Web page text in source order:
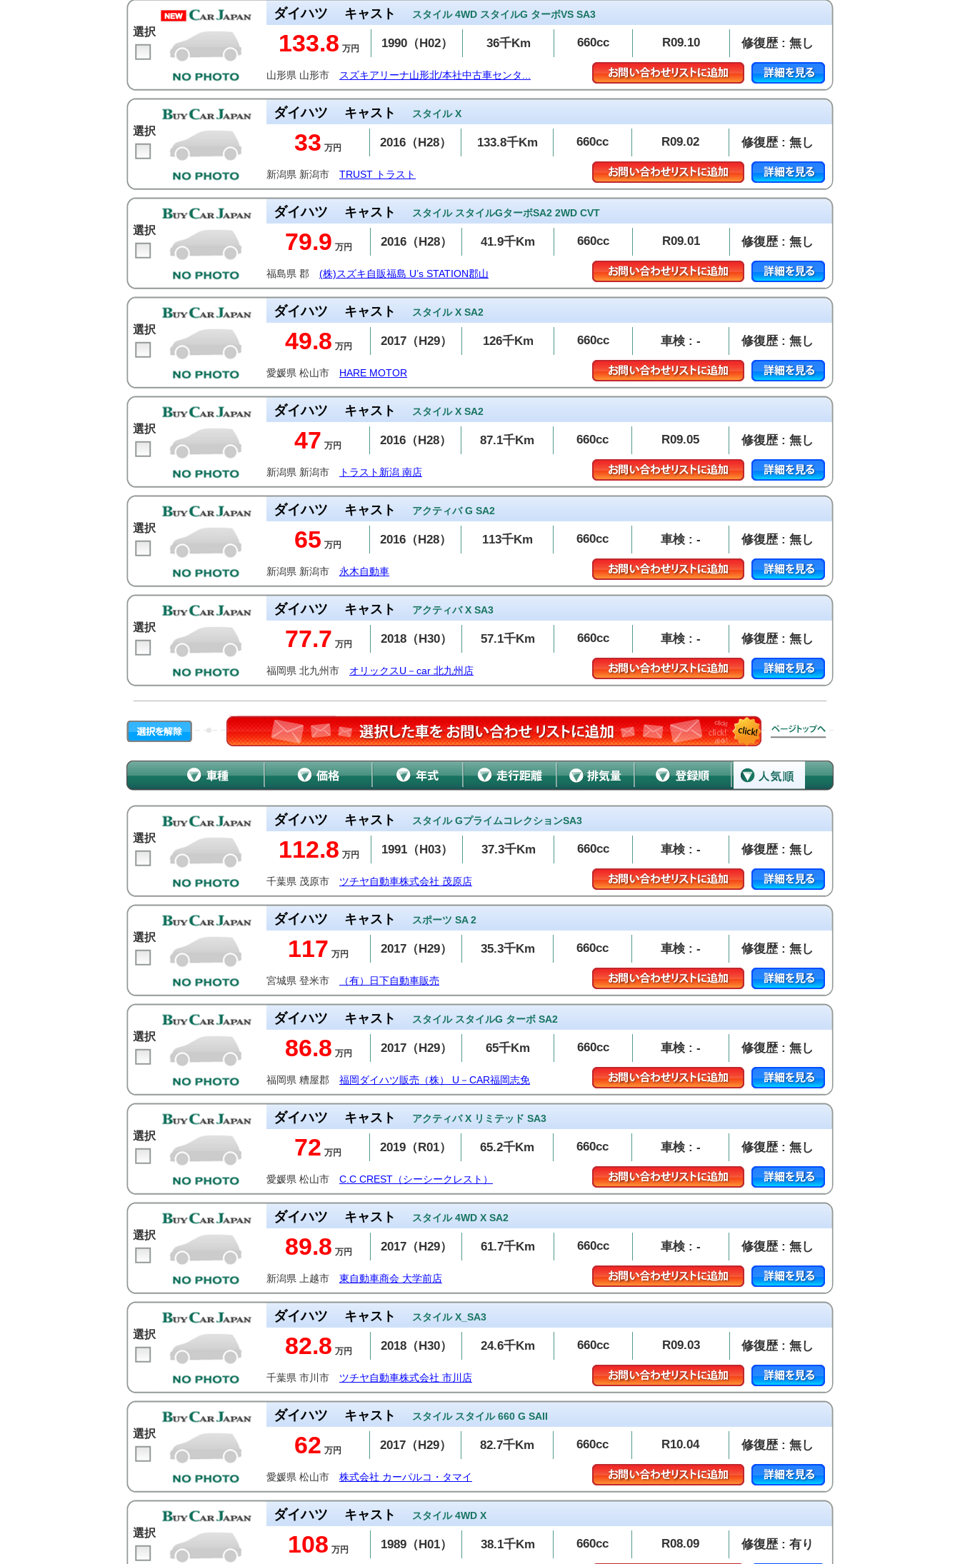
選択
ダイハツ キャスト スタイル 4WD スタイルG ターボVS SA3
133.8 万円 1990（H02） 36千Km 660cc R09.10 修復歴 : 無し
山形県 山形市 スズキアリーナ山形北/本社中古車センタ...
選択
ダイハツ キャスト スタイル X
33 万円 2016（H28） 133.8千Km 660cc R09.02 修復歴 : 無し
新潟県 新潟市 TRUST トラスト
選択
ダイハツ キャスト スタイル スタイルGターボSA2 2WD CVT
79.9 万円 2016（H28） 41.9千Km 660cc R09.01 修復歴 : 無し
福島県 郡 (株)スズキ自販福島 U’s STATION郡山
選択
ダイハツ キャスト スタイル X SA2
49.8 万円 2017（H29） 126千Km 660cc 車検 : - 修復歴 : 無し
愛媛県 松山市 HARE MOTOR
選択
ダイハツ キャスト スタイル X SA2
47 万円 2016（H28） 87.1千Km 660cc R09.05 修復歴 : 無し
新潟県 新潟市 トラスト新潟 南店
選択
ダイハツ キャスト アクティバ G SA2
65 万円 2016（H28） 113千Km 660cc 車検 : - 修復歴 : 無し
新潟県 新潟市 永木自動車
選択
ダイハツ キャスト アクティバ X SA3
77.7 万円 2018（H30） 57.1千Km 660cc 車検 : - 修復歴 : 無し
福岡県 北九州市 オリックスU－car 北九州店
選択
ダイハツ キャスト スタイル GプライムコレクションSA3
112.8 万円 1991（H03） 37.3千Km 660cc 車検 : - 修復歴 : 無し
千葉県 茂原市 ツチヤ自動車株式会社 茂原店
選択
ダイハツ キャスト スポーツ SA 2
117 万円 2017（H29） 35.3千Km 660cc 車検 : - 修復歴 : 無し
宮城県 登米市 （有）日下自動車販売
選択
ダイハツ キャスト スタイル スタイルG ターボ SA2
86.8 万円 2017（H29） 65千Km 660cc 車検 : - 修復歴 : 無し
福岡県 糟屋郡 福岡ダイハツ販売（株） U－CAR福岡志免
選択
ダイハツ キャスト アクティバ X リミテッド SA3
72 万円 2019（R01） 65.2千Km 660cc 車検 : - 修復歴 : 無し
愛媛県 松山市 C.C CREST（シーシークレスト）
選択
ダイハツ キャスト スタイル 4WD X SA2
89.8 万円 2017（H29） 61.7千Km 660cc 車検 : - 修復歴 : 無し
新潟県 上越市 東自動車商会 大学前店
選択
ダイハツ キャスト スタイル X_SA3
82.8 万円 2018（H30） 24.6千Km 660cc R09.03 修復歴 : 無し
千葉県 市川市 ツチヤ自動車株式会社 市川店
選択
ダイハツ キャスト スタイル スタイル 660 G SAII
62 万円 2017（H29） 82.7千Km 660cc R10.04 修復歴 : 無し
愛媛県 松山市 株式会社 カーパルコ・タマイ
選択
ダイハツ キャスト スタイル 4WD X
108 万円 1989（H01） 38.1千Km 660cc R08.09 修復歴 : 有り